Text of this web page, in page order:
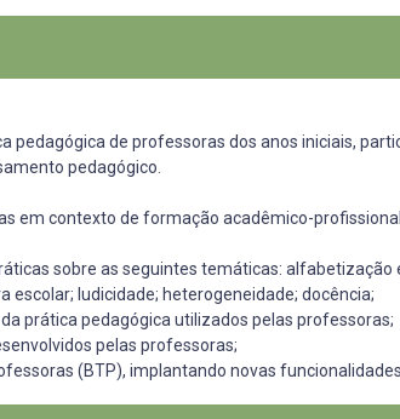
de professoras dos anos iniciais,
pedagógico.
em contexto de formação acadêmico-
sobre as seguintes temáticas:
ludicidade; heterogeneidade; docência;
prática pedagógica utilizados pelas professoras;
pelas professoras;
(BTP), implantando novas